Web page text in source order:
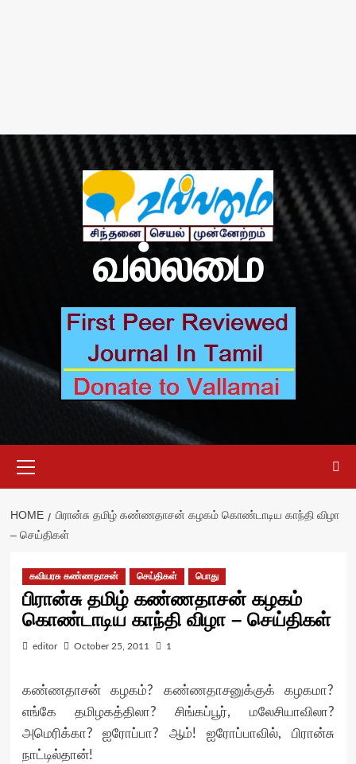
வல்லமை
Menu
HOME
பிரான்சு தமிழ் கண்ணதாசன் கழகம் கொண்டாடிய காந்தி விழா
– செய்திகள்
கவியரசு கண்ணதாசன் செய்திகள் பொது
பிரான்சு தமிழ் கண்ணதாசன் கழகம்
கொண்டாடிய காந்தி விழா – செய்திகள்
editor October 25, 2011 1
கண்ணதாசன் கழகம்? கண்ணதாசனுக்குக் கழகமா?
எங்கே தமிழகத்திலா? சிங்கப்பூர், மலேசியாவிலா?
அமெரிக்கா? ஐரோப்பா? ஆம்! ஐரோப்பாவில், பிரான்சு
நாட்டில்தான்!